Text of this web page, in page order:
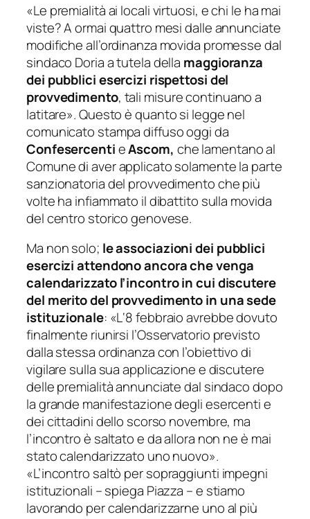
«Le premialità ai locali virtuosi, e chi le ha mai
viste? A ormai quattro mesi dalle annunciate
modifiche all’ordinanza movida promesse dal
sindaco Doria a tutela della maggioranza
dei pubblici esercizi rispettosi del
provvedimento, tali misure continuano a
latitare». Questo è quanto si legge nel
comunicato stampa diffuso oggi da
ConfesercentieAscom, che lamentano al
Comune di aver applicato solamente la parte
sanzionatoria del provvedimento che più
volte ha infiammato il dibattito sulla movida
del centro storico genovese.
Ma non solo; le associazioni dei pubblici
esercizi attendono ancora che venga
calendarizzato l’incontro in cui discutere
del merito del provvedimento in una sede
istituzionale: «L‘8 febbraio avrebbe dovuto
finalmente riunirsi l’Osservatorio previsto
dalla stessa ordinanza con l’obiettivo di
vigilare sulla sua applicazione e discutere
delle premialità annunciate dal sindaco dopo
la grande manifestazione degli esercenti e
dei cittadini dello scorso novembre, ma
l’incontro è saltato e da allora non ne è mai
stato calendarizzato uno nuovo».
«L’incontro saltò per sopraggiunti impegni
istituzionali – spiega Piazza –e stiamo
lavorando per calendarizzarne uno al più